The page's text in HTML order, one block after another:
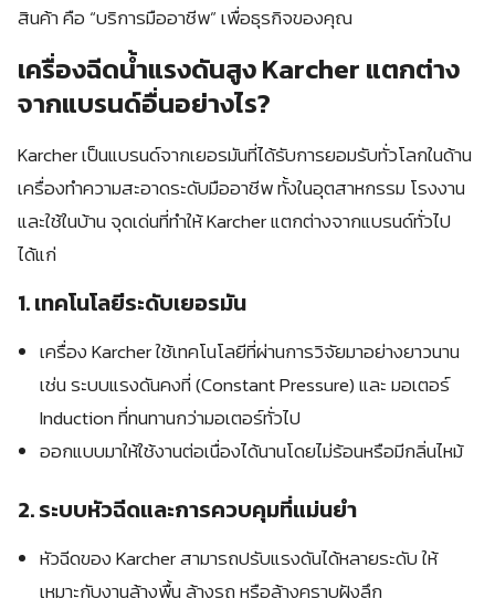
สินค้า คือ “บริการมืออาชีพ” เพื่อธุรกิจของคุณ
เครื่องฉีดน้ำแรงดันสูง Karcher แตกต่าง
จากแบรนด์อื่นอย่างไร?
Karcher เป็นแบรนด์จากเยอรมันที่ได้รับการยอมรับทั่วโลกในด้าน
เครื่องทำความสะอาดระดับมืออาชีพ ทั้งในอุตสาหกรรม โรงงาน
และใช้ในบ้าน จุดเด่นที่ทำให้ Karcher แตกต่างจากแบรนด์ทั่วไป
ได้แก่
1. เทคโนโลยีระดับเยอรมัน
เครื่อง Karcher ใช้เทคโนโลยีที่ผ่านการวิจัยมาอย่างยาวนาน
เช่น ระบบแรงดันคงที่ (Constant Pressure) และ มอเตอร์
Induction ที่ทนทานกว่ามอเตอร์ทั่วไป
ออกแบบมาให้ใช้งานต่อเนื่องได้นานโดยไม่ร้อนหรือมีกลิ่นไหม้
2. ระบบหัวฉีดและการควบคุมที่แม่นยำ
หัวฉีดของ Karcher สามารถปรับแรงดันได้หลายระดับ ให้
เหมาะกับงานล้างพื้น ล้างรถ หรือล้างคราบฝังลึก